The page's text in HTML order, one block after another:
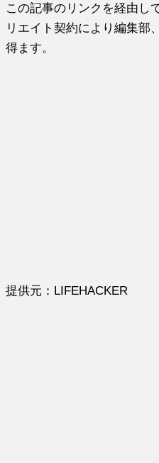
この記事のリンクを経由し
リエイト契約により編集部
得ます。
提供元：LIFEHACKER